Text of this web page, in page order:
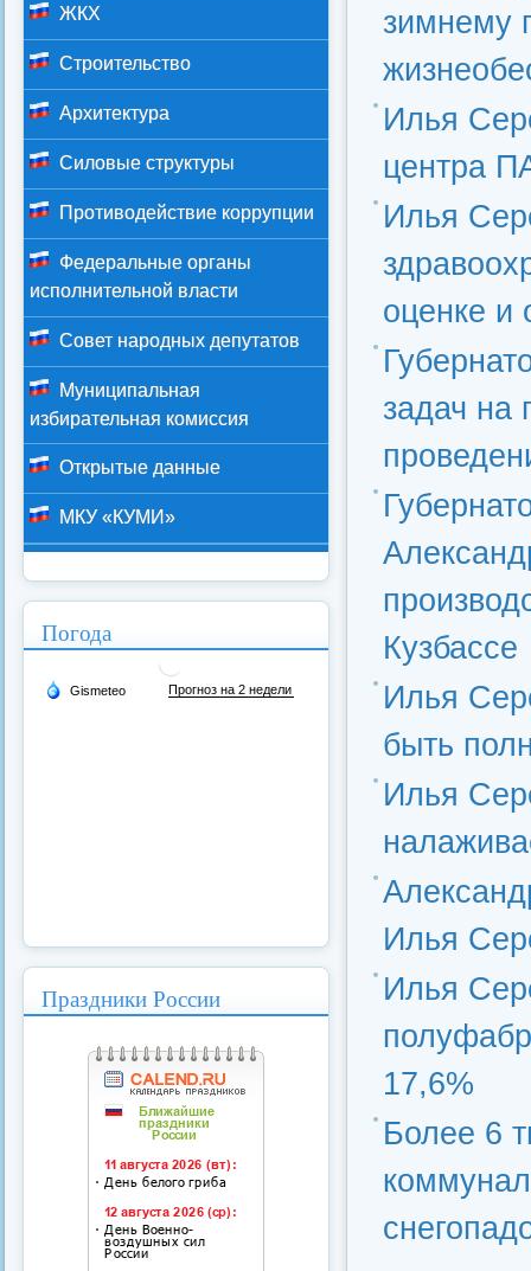
зимнему
Илья
центра
Илья
оценке и
задач на
Кузбассе
Илья
быть
Илья
Илья
Илья
17,6%
Более 6
ЖКХ
Строительство
Архитектура
Силовые структуры
Противодействие коррупции
Федеральные органы
исполнительной власти
Совет народных депутатов
Муниципальная
избирательная комиссия
Открытые данные
МКУ «КУМИ»
Погода
Праздники России